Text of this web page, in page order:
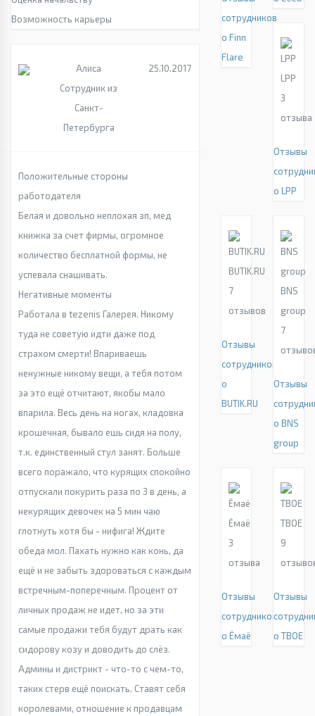
Возможность карьеры
Алиса
Сотрудник из
Санкт-
Петербурга
25.10.2017
Положительные стороны
работодателя
Белая и довольно неплохая зп, мед
книжка за счет фирмы, огромное
количество бесплатной формы, не
успевала снашивать.
Негативные моменты
Работала в tezenis Галерея. Никому
туда не советую идти даже под
страхом смерти! Впариваешь
ненужные никому вещи, а тебя потом
за это ещё отчитают, якобы мало
впарила. Весь день на ногах, кладовка
крошечная, бывало ешь сидя на полу,
т.к. единственный стул занят. Больше
всего поражало, что курящих спокойно
отпускали покурить раза по 3 в день, а
некурящих девочек на 5 мин чаю
глотнуть хотя бы - нифига! Ждите
обеда мол. Пахать нужно как конь, да
ещё и не забыть здороваться с каждым
встречным-поперечным. Процент от
личных продаж не идет, но за эти
самые продажи тебя будут драть как
сидорову козу и доводить до слёз.
Админы и дистрикт - что-то с чем-то,
таких стерв ещё поискать. Ставят себя
королевами, отношение к продавцам
сотрудников
о Finn
Flare
LPP
3
отзыва
Отзывы
о LPP
BUTIK.RU
7
отзывов
Отзывы
сотрудников
о
BUTIK.RU
BNS
group
7
Отзывы
о BNS
group
Ёмаё
3
отзыва
Отзывы
сотрудников
о Ёмаё
ТВОЕ
9
Отзывы
о ТВОЕ